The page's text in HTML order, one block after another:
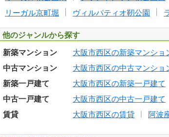
リーガル京町堀
ヴィルパティオ靭公園
他のジャンルから探す
新築マンション 大阪市西区の新築マンショ
中古マンション
大阪市西区の中古マンショ
新築一戸建て
大阪市西区の新築一戸建て
中古一戸建て
大阪市西区の中古一戸建て
賃貸
大阪市西区の賃貸 阿波